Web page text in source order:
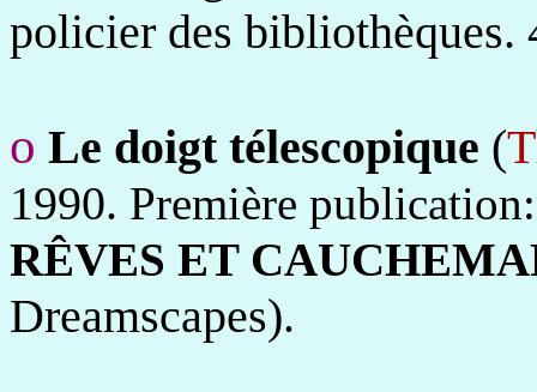
policier des bibliothèques.
o Le doigt télescopique (
1990. Première
RÊVES ET
Dreamscapes).